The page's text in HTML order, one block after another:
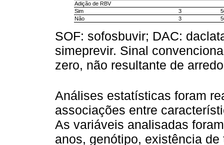
Adição de RBV
Sim
3
Não
3
SOF: sofosbuvir; DAC:
simeprevir. Sinal
zero, não resultante de
Análises estatísticas foram
associações entre
As variáveis analisadas
anos, genótipo, existência